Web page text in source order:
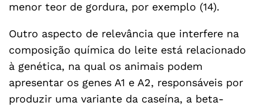
menor teor de gordura, por exemplo (14).
Outro aspecto de relevância que interfere na
composição química do leite está relacionado
à genética, na qual os animais podem
apresentar os genes A1 e A2, responsáveis por
produzir uma variante da caseína, a beta-